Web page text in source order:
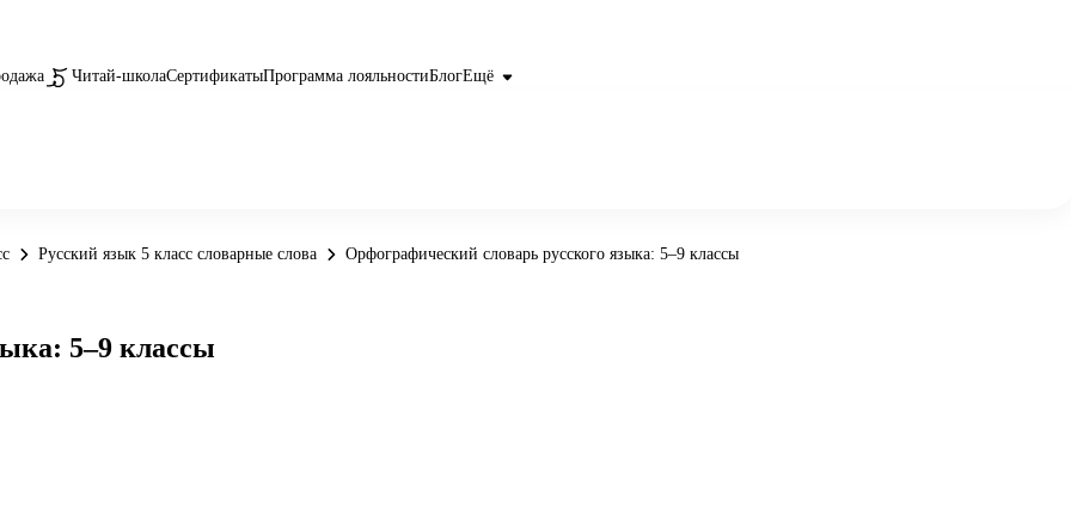
Читай-школаСертификатыПрограмма лояльностиБлогЕщё
Русский язык 5 класс словарные слова Орфографический словарь русского языка: 5–9 классы
5–9 классы